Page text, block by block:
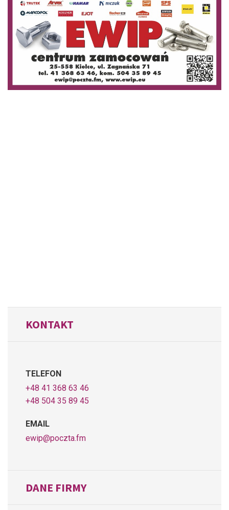
KONTAKT
TELEFON
+48 41 368 63 46
+48 504 35 89 45
EMAIL
ewip@poczta.fm
DANE FIRMY